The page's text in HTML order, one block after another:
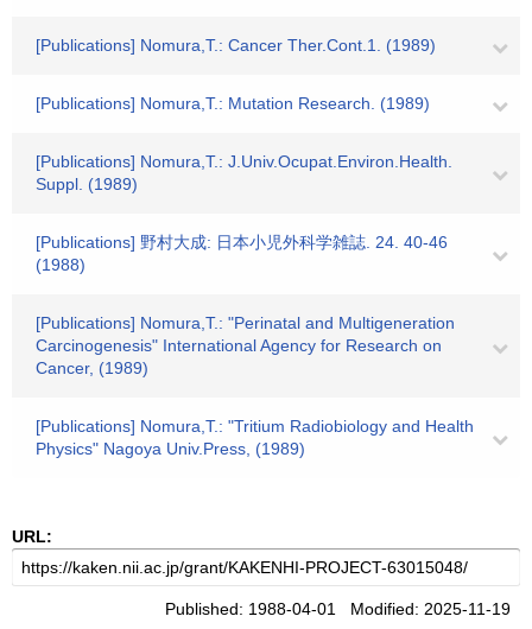
[Publications] Nomura,T.: Cancer Ther.Cont.1. (1989)
[Publications] Nomura,T.: Mutation Research. (1989)
[Publications] Nomura,T.: J.Univ.Ocupat.Environ.Health.
Suppl. (1989)
[Publications] 野村大成: 日本小児外科学雑誌. 24. 40-46
(1988)
[Publications] Nomura,T.: "Perinatal and Multigeneration
Carcinogenesis" International Agency for Research on
Cancer, (1989)
[Publications] Nomura,T.: "Tritium Radiobiology and Health
Physics" Nagoya Univ.Press, (1989)
URL:
Published: 1988-04-01 Modified: 2025-11-19